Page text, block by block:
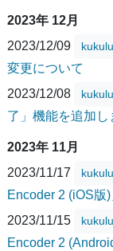
2023年 12月
2023/12/09
変更について
2023/12/08
了」機能を追加し
2023年 11月
2023/11/17
Encoder 2 (iOS版
2023/11/15
Encoder 2